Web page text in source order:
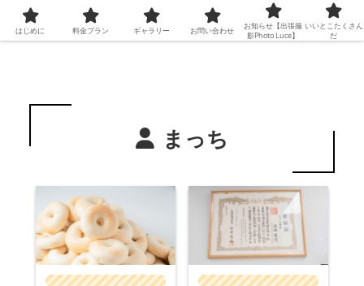
まっち
はじめに 料金プラン ギャラリー お問い合わせ
お知らせ【出張撮
影Photo Luce】
いいとこたくさん
だ